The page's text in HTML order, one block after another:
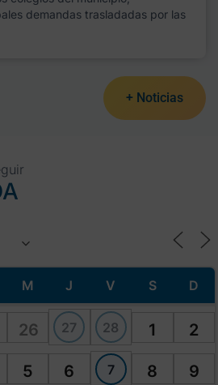
demandas trasladadas por las
+ Noticias
M J V S D
26 27 28 1 2
5 6 7 8 9